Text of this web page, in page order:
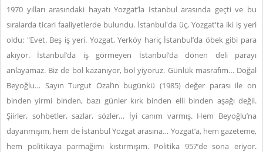
1970 yılları arasındaki hayatı Yozgat’la İstanbul arasında geçti ve bu
sıralarda ticari faaliyetlerde bulundu. İstanbul'da üç, Yozgat'ta iki iş yeri
oldu: "Evet. Beş iş yeri. Yozgat, Yerköy hariç İstanbul’da öbek gibi para
akıyor. İstanbul’da iş görmeyen İstanbul’da dönen deli parayı
anlayamaz. Biz de bol kazanıyor, bol yiyoruz. Günlük masrafım… Doğal
Beyoğlu… Sayın Turgut Özal’ın bugünkü (1985) değer parası ile on
binden yirmi binden, bazı günler kırk binden elli binden aşağı değil.
Şiirler, sohbetler, sazlar, sözler… İyi canım varmış. Hem Beyoğlu’na
dayanmışım, hem de İstanbul Yozgat arasına… Yozgat’a, hem gazeteme,
hem politikaya parmağımı kıstırmışım. Politika 957’de sona eriyor.